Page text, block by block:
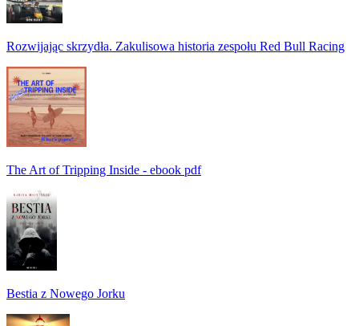
Rozwijając skrzydła. Zakulisowa historia zespołu Red Bull Racing
The Art of Tripping Inside - ebook pdf
Bestia z Nowego Jorku